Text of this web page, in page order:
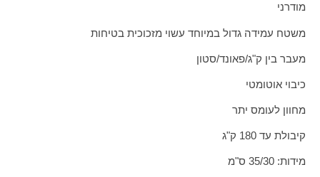
מודרני
משטח עמידה גדול במיוחד עשוי מזכוכית בטיחות
מעבר בין ק"ג/פאונד/סטון
כיבוי אוטומטי
מחוון לעומס יתר
קיבולת עד 180 ק"ג
מידות: 35/30 ס"מ